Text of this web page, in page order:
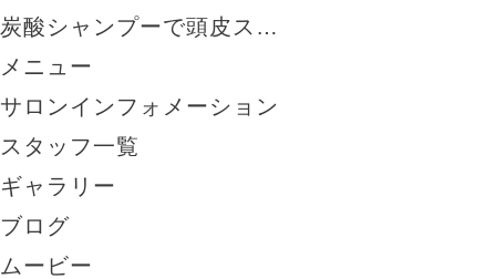
炭酸シャンプーで頭皮ス…
メニュー
サロンインフォメーション
スタッフ一覧
ギャラリー
ブログ
ムービー